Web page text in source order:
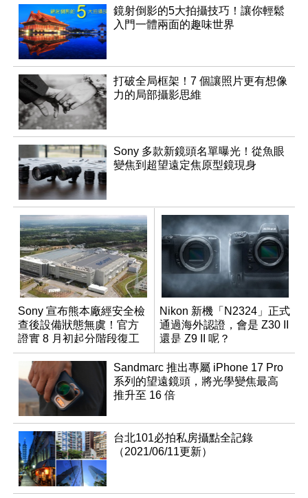
鏡射倒影的5大拍攝技巧！讓你輕鬆
入門一體兩面的趣味世界
打破全局框架！7 個讓照片更有想像
力的局部攝影思維
Sony 多款新鏡頭名單曝光！從魚眼
變焦到超望遠定焦原型鏡現身
Sony 宣布熊本廠經安全檢
查後設備狀態無虞！官方
證實 8 月初起分階段復工
Nikon 新機「N2324」正式
通過海外認證，會是 Z30 II
還是 Z9 II 呢？
Sandmarc 推出專屬 iPhone 17 Pro
系列的望遠鏡頭，將光學變焦最高
推升至 16 倍
台北101必拍私房攝點全記錄
（2021/06/11更新）